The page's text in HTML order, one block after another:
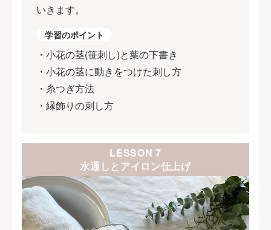
いきます。
学習のポイント
・小花の茎(笹刺し)と葉の下書き
・小花の茎に動きをつけた刺し方
・糸つぎ方法
・縁飾りの刺し方
LESSON 7
水通しとアイロン仕上げ